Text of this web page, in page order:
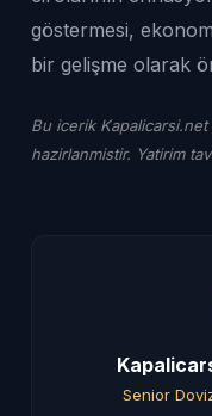
göstermesi,
bir gelişme olarak
Bu icerik
hazirlanmistir. Yatirim
Senior